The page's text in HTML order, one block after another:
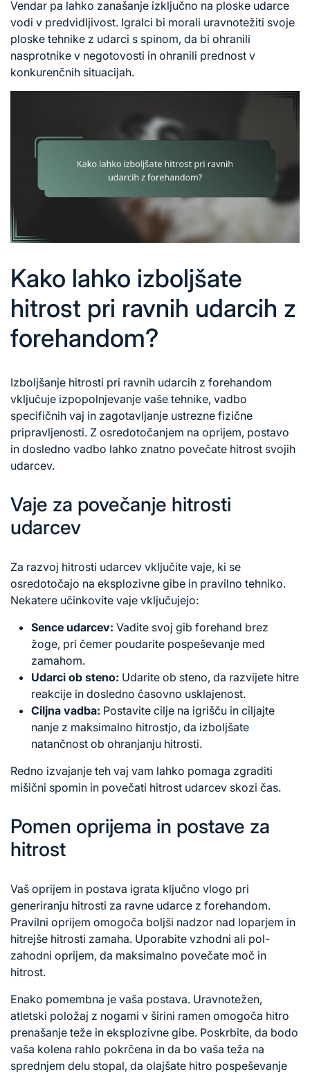
Vendar pa lahko zanašanje izključno na ploske udarce
vodi v predvidljivost. Igralci bi morali uravnotežiti svoje
ploske tehnike z udarci s spinom, da bi ohranili
nasprotnike v negotovosti in ohranili prednost v
konkurenčnih situacijah.
Kako lahko izboljšate
hitrost pri ravnih udarcih z
forehandom?
Izboljšanje hitrosti pri ravnih udarcih z forehandom
vključuje izpopolnjevanje vaše tehnike, vadbo
specifičnih vaj in zagotavljanje ustrezne fizične
pripravljenosti. Z osredotočanjem na oprijem, postavo
in dosledno vadbo lahko znatno povečate hitrost svojih
udarcev.
Vaje za povečanje hitrosti
udarcev
Za razvoj hitrosti udarcev vključite vaje, ki se
osredotočajo na eksplozivne gibe in pravilno tehniko.
Nekatere učinkovite vaje vključujejo:
Sence udarcev: Vadite svoj gib forehand brez
žoge, pri čemer poudarite pospeševanje med
zamahom.
Udarci ob steno: Udarite ob steno, da razvijete hitre
reakcije in dosledno časovno usklajenost.
Ciljna vadba: Postavite cilje na igrišču in ciljajte
nanje z maksimalno hitrostjo, da izboljšate
natančnost ob ohranjanju hitrosti.
Redno izvajanje teh vaj vam lahko pomaga zgraditi
mišični spomin in povečati hitrost udarcev skozi čas.
Pomen oprijema in postave za
hitrost
Vaš oprijem in postava igrata ključno vlogo pri
generiranju hitrosti za ravne udarce z forehandom.
Pravilni oprijem omogoča boljši nadzor nad loparjem in
hitrejše hitrosti zamaha. Uporabite vzhodni ali pol-
zahodni oprijem, da maksimalno povečate moč in
hitrost.
Enako pomembna je vaša postava. Uravnotežen,
atletski položaj z nogami v širini ramen omogoča hitro
prenašanje teže in eksplozivne gibe. Poskrbite, da bodo
vaša kolena rahlo pokrčena in da bo vaša teža na
sprednjem delu stopal, da olajšate hitro pospeševanje